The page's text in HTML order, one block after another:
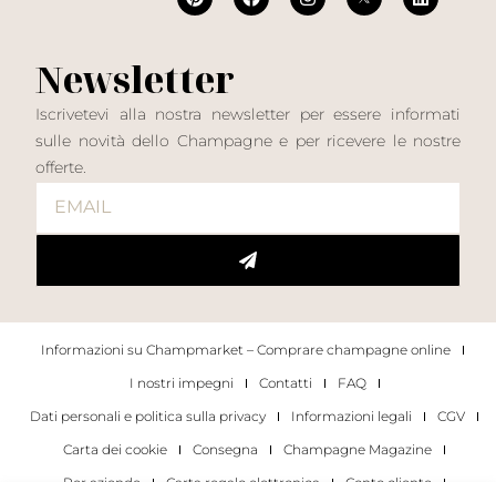
Newsletter
Iscrivetevi alla nostra newsletter per essere informati
sulle novità dello Champagne e per ricevere le nostre
offerte.
Informazioni su Champmarket – Comprare champagne online
I nostri impegni
Contatti
FAQ
Dati personali e politica sulla privacy
Informazioni legali
CGV
Carta dei cookie
Consegna
Champagne Magazine